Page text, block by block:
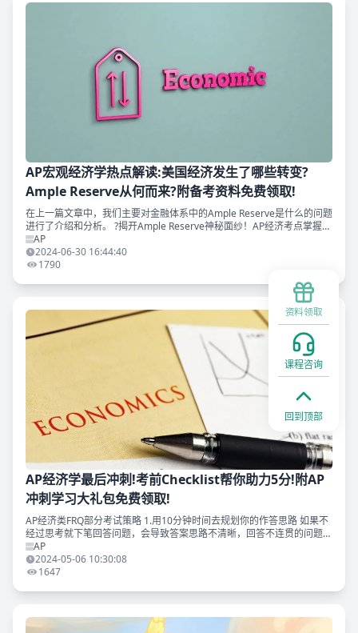
AP宏观经济学热点解读:美国经济发生了哪些转变?
Ample Reserve从何而来?附备考资料免费领取!
在上一篇文章中，我们主要对金融体系中的Ample Reserve是什么的问题
进行了介绍和分析。 ?揭开Ample Reserve神秘面纱！AP经济考点掌握明
明白白~｜AP宏观经济热点解读 我们知道美国在08年金融
AP
2024-06-30 16:44:40
1790
AP经济学最后冲刺!考前Checklist帮你助力5分!附AP
冲刺学习大礼包免费领取!
AP经济类FRQ部分考试策略 1.用10分钟时间去规划你的作答思路 如果不
经过思考就下笔回答问题，会导致答案思路不清晰，回答不连贯的问题，
大家最好用10分钟时间分析题目，构思答题的框架。 规划完之后再花50
分钟的
AP
2024-05-06 10:30:08
1647
资料领取
课程咨询
回到顶部